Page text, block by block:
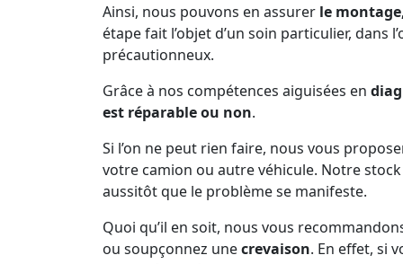
Ainsi, nous pouvons en assurer le
étape fait l’objet d’un soin particulier, dans
précautionneux.
Grâce à nos compétences aiguisées en
est réparable ou non.
Si l’on ne peut rien faire, nous vous
votre camion ou autre véhicule. Notre
aussitôt que le problème se manifeste.
Quoi qu’il en soit, nous vous
ou soupçonnez unecrevaison. En effet, si